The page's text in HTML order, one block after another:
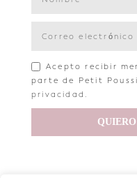
Acepto recibir
parte de Petit
privacidad .